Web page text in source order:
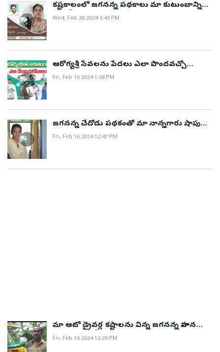
కష్టకాలంలో జగనన్న పథకాలు మా కుటుంబాన్ని
ఎంతో ఆదుకున్నాయి..!
Wed, Feb 28 2024 3:43 PM
ఆరోగ్యశ్రీ సేవలను పేదలు ఎలా పొందవచ్చో
వివరిస్తున్న వైద్య సిబ్బంది..!
Fri, Feb 16 2024 1:08 PM
జగనన్న చేదోడు పథకంతో మా నాన్నగారు షాపు
పెట్టుకున్నారు..!
Fri, Feb 16 2024 12:47 PM
మా ఆటో డ్రైవర్ల కష్టాలను విన్న జగనన్న వాహన
మిత్ర పథకం తీసుకొచ్చి మమ్మల్ని ఆదుకున్నారు..!
Fri, Feb 16 2024 12:29 PM